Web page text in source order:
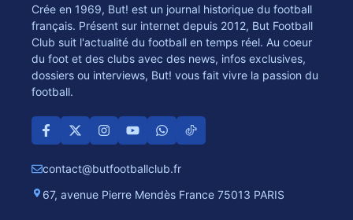
Crée en 1969, But! est un journal historique du football
français. Présent sur internet depuis 2012, But Football
Club suit l'actualité du football en temps réel. Au coeur
du foot et des clubs avec des news, infos exclusives,
dossiers ou interviews, But! vous fait vivre la passion du
football.
contact@butfootballclub.fr
67, avenue Pierre Mendès France 75013 PARIS